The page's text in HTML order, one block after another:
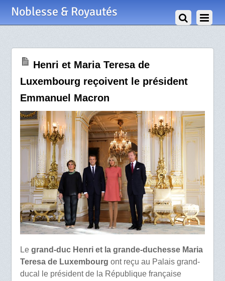
Noblesse & Royautés
Henri et Maria Teresa de
Luxembourg reçoivent le président
Emmanuel Macron
Legrand-duc Henri et la grande-duchesse Maria
Teresa de Luxembourg ont reçu au Palais grand-
ducal le président de la République française